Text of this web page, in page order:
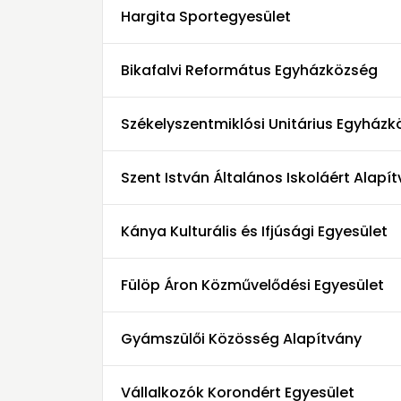
Hargita Sportegyesület
Bikafalvi Református Egyházközség
Székelyszentmiklósi Unitárius
Szent István Általános Iskoláért
Kánya Kulturális és Ifjúsági Egyesület
Fülöp Áron Közművelődési Egyesület
Gyámszülői Közösség Alapítvány
Vállalkozók Korondért Egyesület